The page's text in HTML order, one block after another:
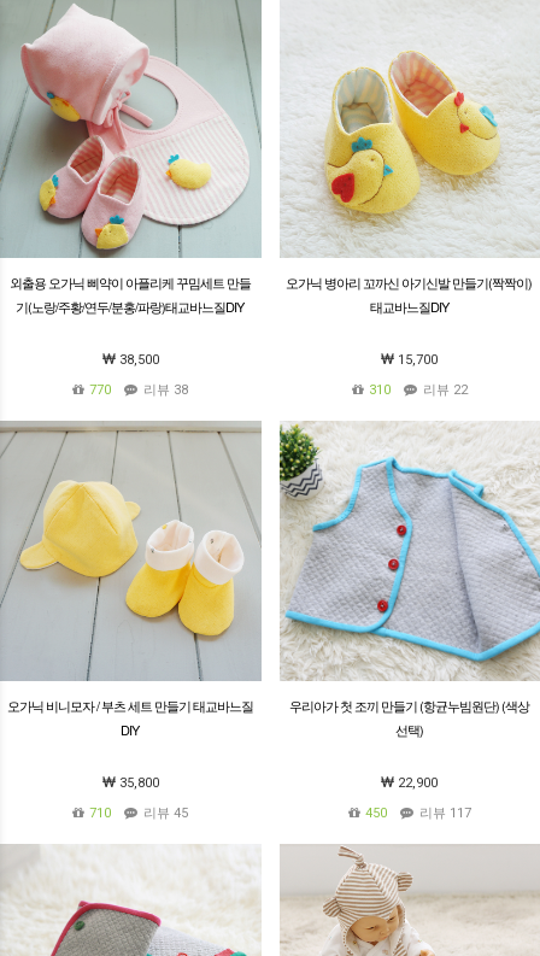
외출용 오가닉 삐약이 아플리케 꾸밈세트 만들
기(노랑/주황/연두/분홍/파랑)태교바느질DIY
38,500
770
리뷰 38
오가닉 병아리 꼬까신 아기신발 만들기(짝짝이)
태교바느질DIY
15,700
310
리뷰 22
오가닉 비니모자 / 부츠 세트 만들기 태교바느질
DIY
35,800
710
리뷰 45
우리아가 첫 조끼 만들기 (항균누빔원단) (색상
선택)
22,900
450
리뷰 117